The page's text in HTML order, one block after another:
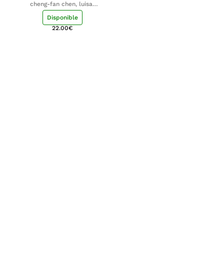
cheng-fan chen, luisa;
shu-ying chang, luisa
Disponible
22.00€